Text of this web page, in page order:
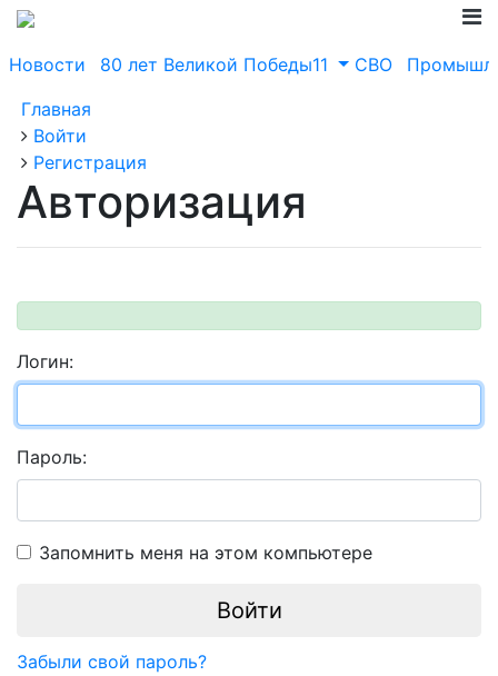
Новости 80 лет Великой Победы11 СВО
Главная
Войти
Регистрация
Авторизация
Логин:
Пароль:
Запомнить меня на этом компьютере
Забыли свой пароль?